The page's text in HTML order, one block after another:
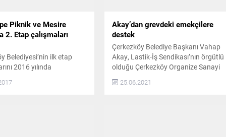
Piknik ve Mesire
2. Etap çalışmaları
Belediyesi’nin ilk etap
2016 yılında
2.Etap çalışmaları
Akay’dan grevdeki emekçilere
destek
Çerkezköy Belediye Başkanı Vahap
Akay, Lastik-İş Sendikası’nın örgütlü
olduğu Çerkezköy Organize Sanayi
Bölgesi’nde faaliyet gösteren bir
fabrikada toplu sözleşmede
25.06.2021